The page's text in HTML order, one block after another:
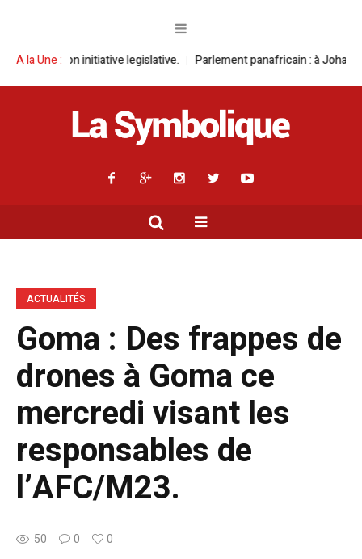
A la Une :
legislative. Parlement panafricain : à Johannesburg, Aimé Boji
ACTUALITÉS
Goma : Des frappes de
drones à Goma ce
mercredi visant les
responsables de
l’AFC/M23.
50 0 0